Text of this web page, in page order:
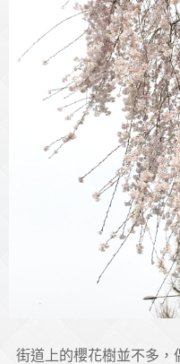
街道上的櫻花樹並不多，